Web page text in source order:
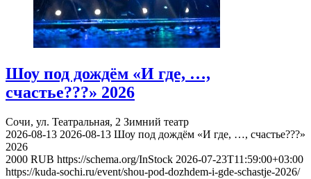
Шоу под дождём «И где, …,
счастье???» 2026
Сочи, ул. Театральная, 2 Зимний театр
2026-08-13 2026-08-13 Шоу под дождём «И где, …, счастье???»
2026
2000 RUB https://schema.org/InStock 2026-07-23T11:59:00+03:00
https://kuda-sochi.ru/event/shou-pod-dozhdem-i-gde-schastje-2026/